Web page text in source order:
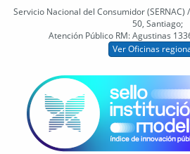
Servicio Nacional del Consumidor
50, Santiago;
Atención Público RM: Agustinas
Ver Oficinas